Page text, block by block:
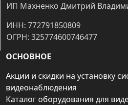
ИП Махненко Дмитрий
ИНН: 772791850809
ОГРН: 325774600746477
ОСНОВНОЕ
Акции и скидки на установку
видеонаблюдения
Каталог оборудования для